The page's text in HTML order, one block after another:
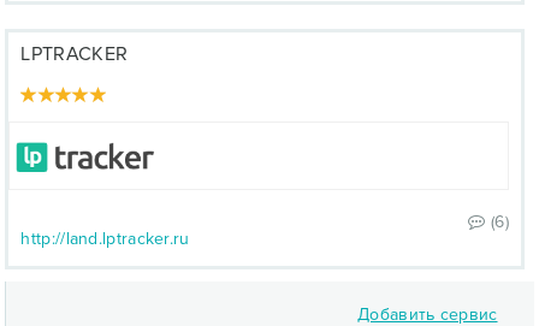
LPTRACKER
(6)
http://land.lptracker.ru
Добавить сервис